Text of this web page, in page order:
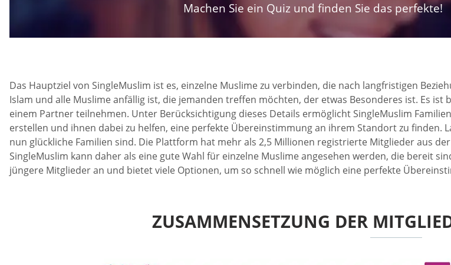
Machen Sie ein Quiz und finden Sie das perfekte!
Das Hauptziel von SingleMuslim ist es, einzelne Muslime zu verbinden, die nach langfristigen
Islam und alle Muslime anfällig ist, die jemanden treffen möchten, der etwas Besonderes ist. Es
einem Partner teilnehmen. Unter Berücksichtigung dieses Details ermöglicht SingleMuslim
erstellen und ihnen dabei zu helfen, eine perfekte Übereinstimmung an ihrem Standort zu finden.
nun glückliche Familien sind. Die Plattform hat mehr als 2,5 Millionen registrierte Mitglieder aus
SingleMuslim kann daher als eine gute Wahl für einzelne Muslime angesehen werden, die bereit
jüngere Mitglieder an und bietet viele Optionen, um so schnell wie möglich eine perfekte
ZUSAMMENSETZUNG DER